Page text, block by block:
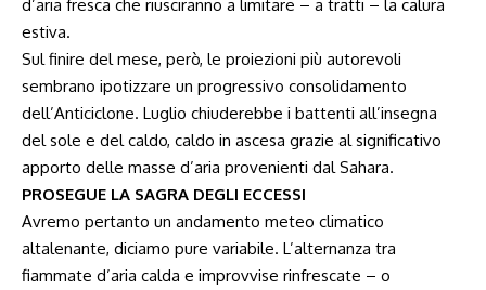
d’aria fresca che riusciranno a limitare – a tratti – la calura
estiva.
Sul finire del mese, però, le proiezioni più autorevoli
sembrano ipotizzare un progressivo consolidamento
dell’Anticiclone. Luglio chiuderebbe i battenti all’insegna
del sole e del caldo, caldo in ascesa grazie al significativo
apporto delle masse d’aria provenienti dal Sahara.
PROSEGUE LA SAGRA DEGLI ECCESSI
Avremo pertanto un andamento meteo climatico
altalenante, diciamo pure variabile. L’alternanza tra
fiammate d’aria calda e improvvise rinfrescate – o